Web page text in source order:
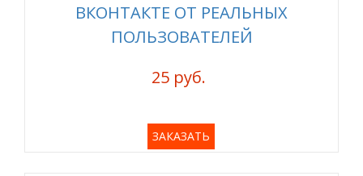
ВКОНТАКТЕ ОТ РЕАЛЬНЫХ
ПОЛЬЗОВАТЕЛЕЙ
25 руб.
ЗАКАЗАТЬ